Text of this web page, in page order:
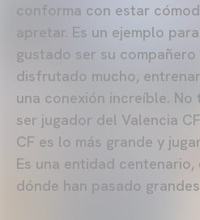
conforma con estar
apretar. Es un ejemplo
gustado ser su
disfrutado mucho,
una conexión increíble.
ser jugador del Valencia
CF es lo más grande y
Es una entidad
dónde han pasado